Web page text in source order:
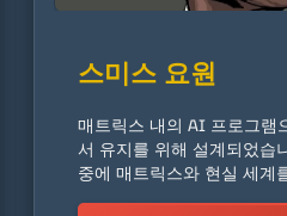
스미스 요원
매트릭스 내의 AI 프로그램
서 유지를 위해 설계되었습
중에 매트릭스와 현실 세계